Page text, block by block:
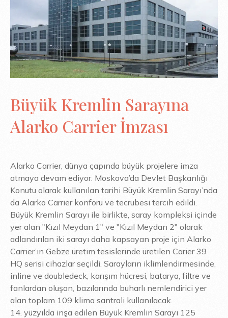
Büyük Kremlin Sarayına
Alarko Carrier İmzası
Alarko Carrier, dünya çapında büyük projelere imza
atmaya devam ediyor. Moskova’da Devlet Başkanlığı
Konutu olarak kullanılan tarihi Büyük Kremlin Sarayı’nda
da Alarko Carrier konforu ve tecrübesi tercih edildi.
Büyük Kremlin Sarayı ile birlikte, saray kompleksi içinde
yer alan "Kızıl Meydan 1" ve "Kızıl Meydan 2" olarak
adlandırılan iki sarayı daha kapsayan proje için Alarko
Carrier’ın Gebze üretim tesislerinde üretilen Carier 39
HQ serisi cihazlar seçildi. Sarayların iklimlendirmesinde,
inline ve doubledeck, karışım hücresi, batarya, filtre ve
fanlardan oluşan, bazılarında buharlı nemlendirici yer
alan toplam 109 klima santrali kullanılacak.
14. yüzyılda inşa edilen Büyük Kremlin Sarayı 125